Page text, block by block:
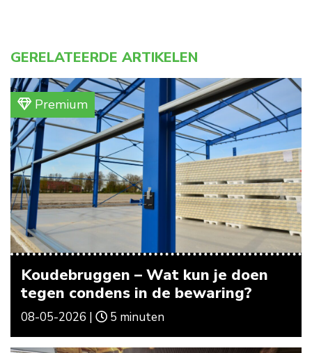
GERELATEERDE ARTIKELEN
Premium
Koudebruggen – Wat kun je doen
tegen condens in de bewaring?
08-05-2026 | 5 minuten